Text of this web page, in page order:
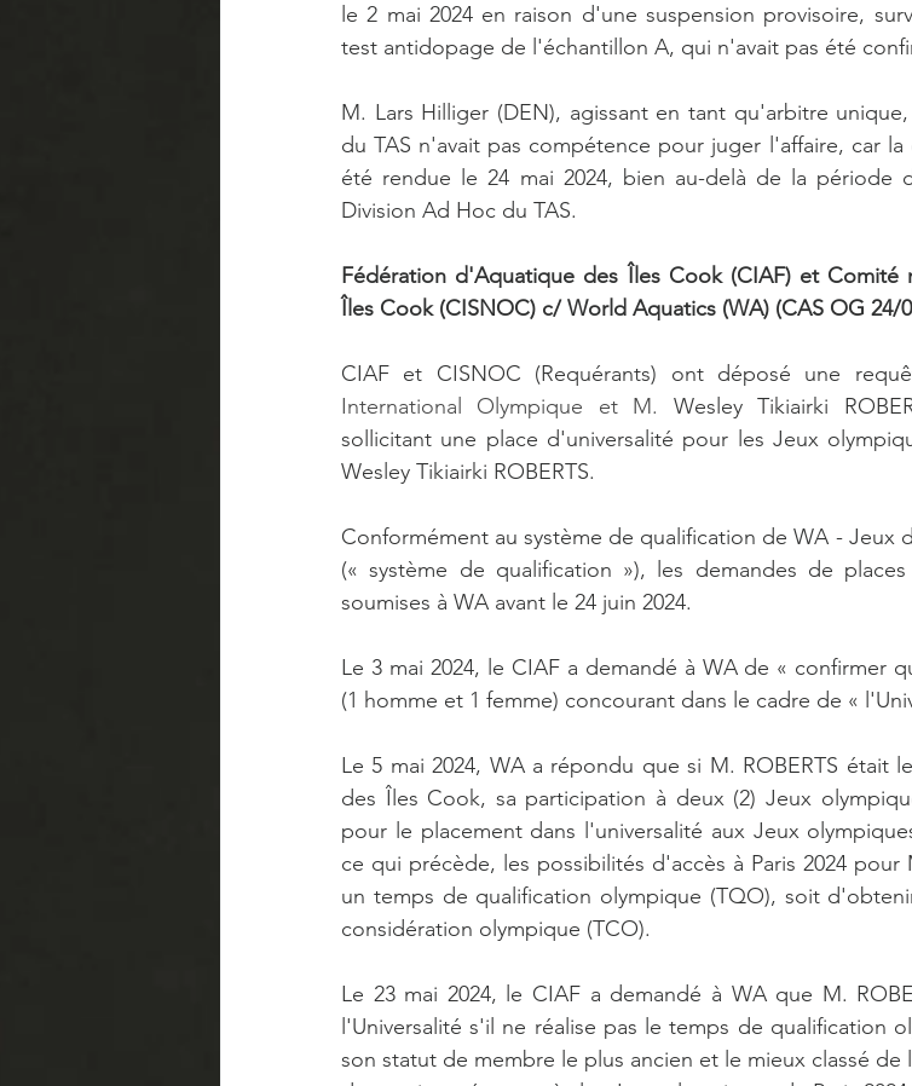
le 2 mai 2024 en raison d'une suspension provisoire,
test antidopage de l'échantillon A, qui n'avait pas été
M. Lars Hilliger (DEN), agissant en tant qu'arbitre
du TAS n'avait pas compétence pour juger l'affaire, car
été rendue le 24 mai 2024, bien au-delà de la période
Division Ad Hoc du TAS.
Fédération d'Aquatique des Îles Cook (CIAF) et
Îles Cook (CISNOC) c/ World Aquatics (WA) (CAS OG 24/
CIAF et CISNOC (Requérants) ont déposé une
International Olympique et M. Wesley Tikiairki
sollicitant une place d'universalité pour les Jeux
Wesley Tikiairki ROBERTS.
Conformément au système de qualification de WA - Jeux
(« système de qualification »), les demandes de
soumises à WA avant le 24 juin 2024.
Le 3 mai 2024, le CIAF a demandé à WA de « confirmer
(1 homme et 1 femme) concourant dans le cadre de «
Le 5 mai 2024, WA a répondu que si M. ROBERTS était
des Îles Cook, sa participation à deux (2) Jeux
pour le placement dans l'universalité aux Jeux
ce qui précède, les possibilités d'accès à Paris 2024 pour
un temps de qualification olympique (TQO), soit
considération olympique (TCO).
Le 23 mai 2024, le CIAF a demandé à WA que M.
l'Universalité s'il ne réalise pas le temps de qualification
son statut de membre le plus ancien et le mieux classé